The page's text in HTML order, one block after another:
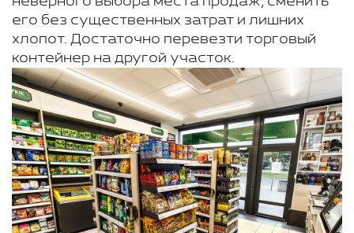
его без существенных затрат и лишних
хлопот. Достаточно перевезти торговый
контейнер на другой участок.